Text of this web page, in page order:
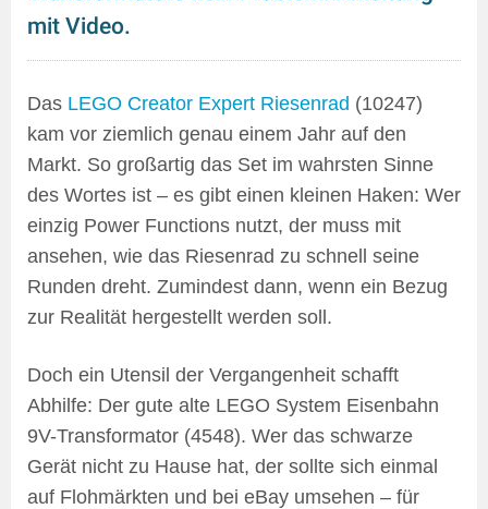
mit Video.
Das LEGO Creator Expert Riesenrad (10247)
kam vor ziemlich genau einem Jahr auf den
Markt. So großartig das Set im wahrsten Sinne
des Wortes ist – es gibt einen kleinen Haken: Wer
einzig Power Functions nutzt, der muss mit
ansehen, wie das Riesenrad zu schnell seine
Runden dreht. Zumindest dann, wenn ein Bezug
zur Realität hergestellt werden soll.
Doch ein Utensil der Vergangenheit schafft
Abhilfe: Der gute alte LEGO System Eisenbahn
9V-Transformator (4548). Wer das schwarze
Gerät nicht zu Hause hat, der sollte sich einmal
auf Flohmärkten und bei eBay umsehen – für